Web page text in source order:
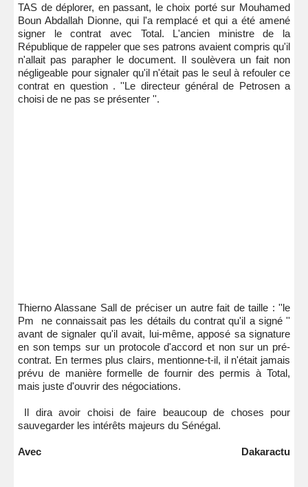
TAS de déplorer, en passant, le choix porté sur Mouhamed
Boun Abdallah Dionne, qui l'a remplacé et qui a été amené
signer le contrat avec Total. L'ancien ministre de la
République de rappeler que ses patrons avaient compris qu'il
n'allait pas parapher le document. Il soulèvera un fait non
négligeable pour signaler qu'il n'était pas le seul à refouler ce
contrat en question . ''Le directeur général de Petrosen a
choisi de ne pas se présenter ''.
Thierno Alassane Sall de préciser un autre fait de taille : ''le
Pm ne connaissait pas les détails du contrat qu'il a signé ''
avant de signaler qu'il avait, lui-même, apposé sa signature
en son temps sur un protocole d'accord et non sur un pré-
contrat. En termes plus clairs, mentionne-t-il, il n'était jamais
prévu de manière formelle de fournir des permis à Total,
mais juste d'ouvrir des négociations.
Il dira avoir choisi de faire beaucoup de choses pour
sauvegarder les intérêts majeurs du Sénégal.
Avec Dakaractu